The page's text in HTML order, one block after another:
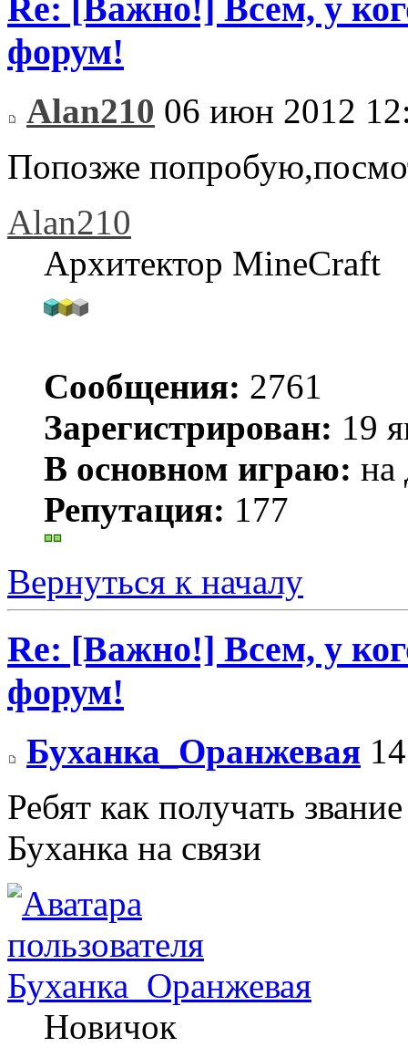
Re: [Важно!] Всем, у
форум!
Alan210 06 июн 2012
Попозже
Alan210
Архитектор MineCraft
Сообщения: 2761
Зарегистрирован: 19
В основном играю: на
Репутация: 177
Вернуться к началу
Re: [Важно!] Всем, у
форум!
Буханка_Оранжевая
Ребят как получать
Буханка на связи
Буханка_Оранжевая
Новичок